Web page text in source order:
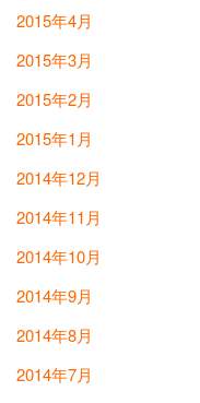
2015年4月
2015年3月
2015年2月
2015年1月
2014年12月
2014年11月
2014年10月
2014年9月
2014年8月
2014年7月